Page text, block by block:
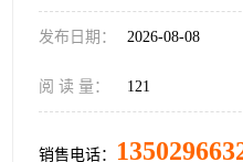
发布日期： 2026-08-08
阅 读 量： 121
销售电话：